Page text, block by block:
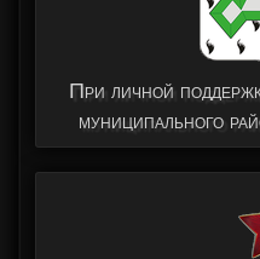
При личной
муниципального